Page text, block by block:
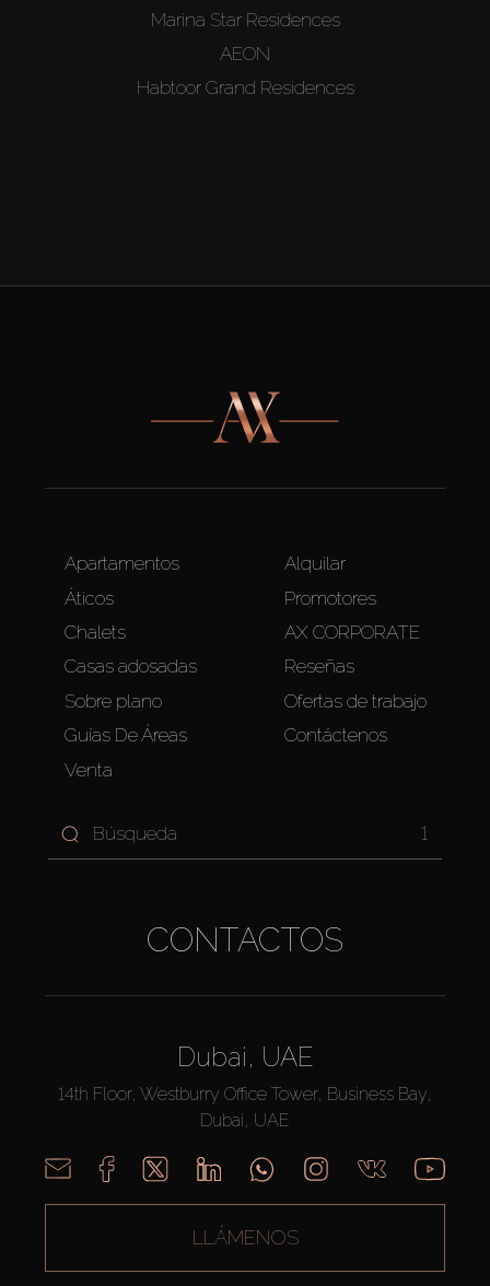
Marina Star Residences
AEON
Habtoor Grand Residences
Apartamentos
Áticos
Chalets
Casas adosadas
Sobre plano
Guías De Áreas
Venta
Alquilar
Promotores
AX CORPORATE
Reseñas
Ofertas de trabajo
Contáctenos
1
CONTACTOS
Dubai, UAE
14th Floor, Westburry Office Tower, Business Bay,
Dubai, UAE
LLÁMENOS